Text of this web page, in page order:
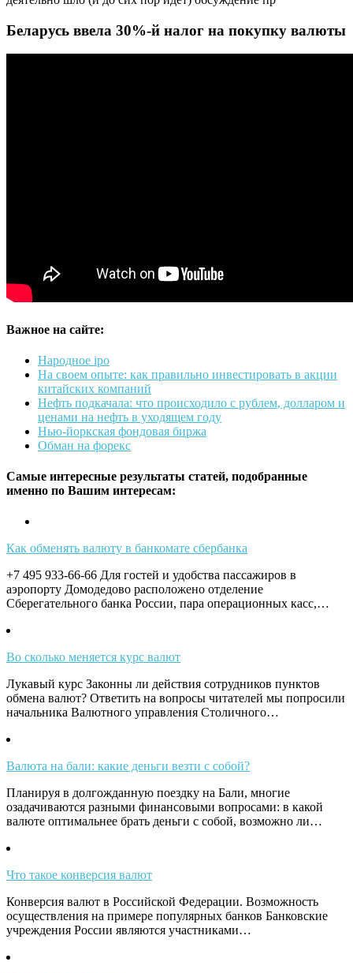
Беларусь ввела 30%-й налог на покупку валюты
Важное на сайте:
Народное ipo
На своем опыте: как правильно инвестировать в акции
китайских компаний
Нефть подкачала: что происходило с рублем, долларом и
ценами на нефть в уходящем году
Нью-йоркская фондовая биржа
Обман на форекс
Самые интересные результаты статей, подобранные
именно по Вашим интересам:
Как обменять валюту в банкомате сбербанка
+7 495 933-66-66 Для гостей и удобства пассажиров в
аэропорту Домодедово расположено отделение
Сберегательного банка России, пара операционных касс,…
Во сколько меняется курс валют
Лукавый курс Законны ли действия сотрудников пунктов
обмена валют? Ответить на вопросы читателей мы попросили
начальника Валютного управления Столичного…
Валюта на бали: какие деньги везти с собой?
Планируя в долгожданную поездку на Бали, многие
озадачиваются разными финансовыми вопросами: в какой
валюте оптимальнее брать деньги с собой, возможно ли…
Что такое конверсия валют
Конверсия валют в Российской Федерации. Возможность
осуществления на примере популярных банков Банковские
учреждения России являются участниками…